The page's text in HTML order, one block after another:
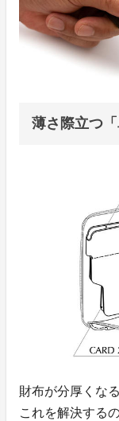
薄さ際立つ「
財布が分厚くな
これを解決する